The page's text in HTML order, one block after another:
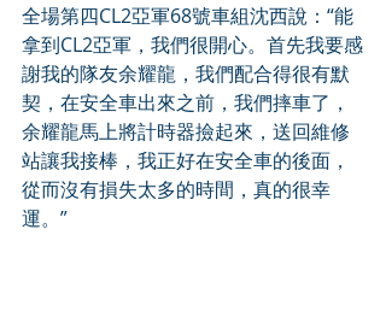
全場第四CL2亞軍68號車組沈西說：“能
拿到CL2亞軍，我們很開心。首先我要感
謝我的隊友余耀龍，我們配合得很有默
契，在安全車出來之前，我們摔車了，
余耀龍馬上將計時器撿起來，送回維修
站讓我接棒，我正好在安全車的後面，
從而沒有損失太多的時間，真的很幸
運。”